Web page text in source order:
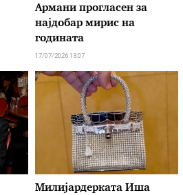
Армани прогласен за
најдобар мирис на
годината
17/07/2026 13:07
Милијардерката Иша